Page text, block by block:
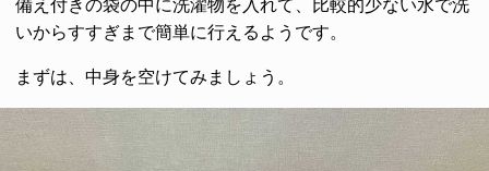
備え付きの袋の中に洗濯物を入れて、比較的少ない水で洗
いからすすぎまで簡単に行えるようです。
まずは、中身を空けてみましょう。